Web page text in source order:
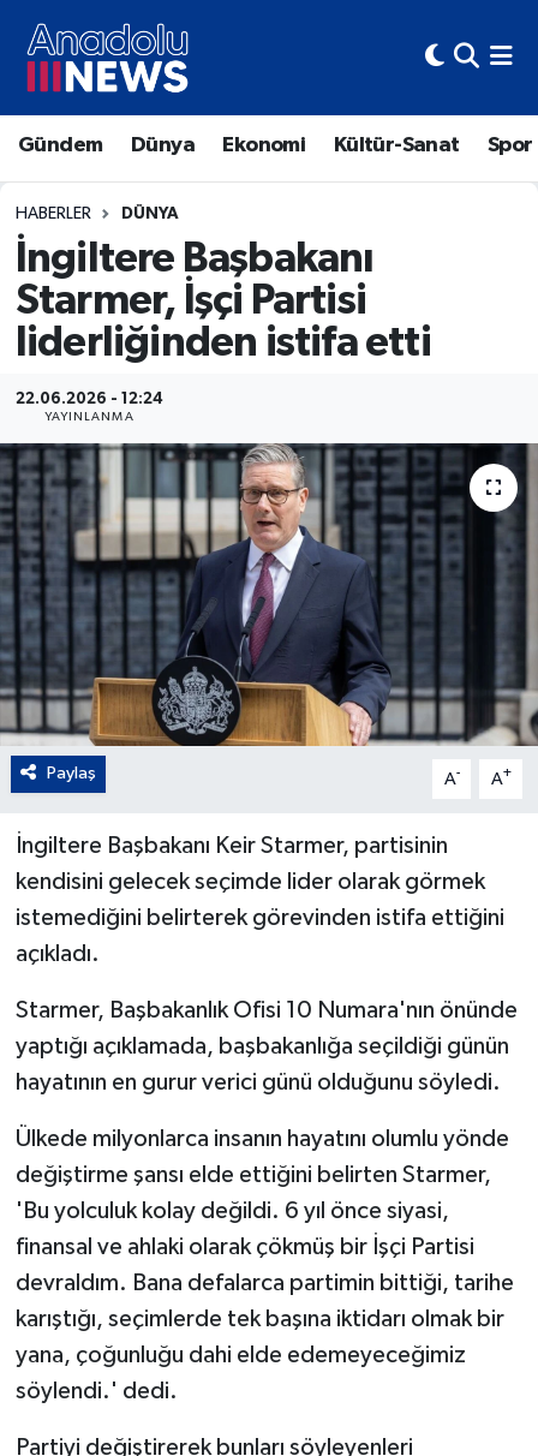
Gündem Dünya Ekonomi Kültür-Sanat Spor
HABERLER DÜNYA
İngiltere Başbakanı
Starmer, İşçi Partisi
liderliğinden istifa etti
22.06.2026 - 12:24
YAYINLANMA
Paylaş A- A+
İngiltere Başbakanı Keir Starmer, partisinin
kendisini gelecek seçimde lider olarak görmek
istemediğini belirterek görevinden istifa ettiğini
açıkladı.
Starmer, Başbakanlık Ofisi 10 Numara'nın önünde
yaptığı açıklamada, başbakanlığa seçildiği günün
hayatının en gurur verici günü olduğunu söyledi.
Ülkede milyonlarca insanın hayatını olumlu yönde
değiştirme şansı elde ettiğini belirten Starmer,
'Bu yolculuk kolay değildi. 6 yıl önce siyasi,
finansal ve ahlaki olarak çökmüş bir İşçi Partisi
devraldım. Bana defalarca partimin bittiği, tarihe
karıştığı, seçimlerde tek başına iktidarı olmak bir
yana, çoğunluğu dahi elde edemeyeceğimiz
söylendi.' dedi.
Partiyi değiştirerek bunları söyleyenleri
Hava Durumu
Trafik Durumu
Süper Lig Puan Durumu ve Fikstür
Tüm Manşetler
Son Dakika Haberleri
Haber Arşivi